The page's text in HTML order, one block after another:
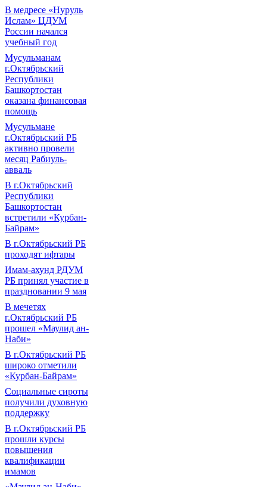
В медресе «Нуруль
Ислам» ЦДУМ
России начался
учебный год
Мусульманам
г.Октябрьский
Республики
Башкортостан
оказана финансовая
помощь
Мусульмане
г.Октябрьский РБ
активно провели
месяц Рабиуль-
авваль
В г.Октябрьский
Республики
Башкортостан
встретили «Курбан-
Байрам»
В г.Октябрьский РБ
проходят ифтары
Имам-ахунд РДУМ
РБ принял участие в
праздновании 9 мая
В мечетях
г.Октябрьский РБ
прошел «Маулид ан-
Наби»
В г.Октябрьский РБ
широко отметили
«Курбан-Байрам»
Социальные сироты
получили духовную
поддержку
В г.Октябрьский РБ
прошли курсы
повышения
квалификации
имамов